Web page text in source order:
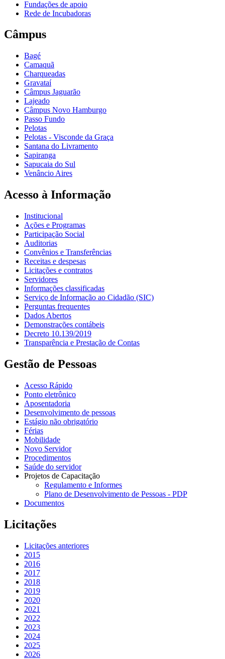
Fundações de apoio
Rede de Incubadoras
Câmpus
Bagé
Camaquã
Charqueadas
Gravataí
Câmpus Jaguarão
Lajeado
Câmpus Novo Hamburgo
Passo Fundo
Pelotas
Pelotas - Visconde da Graça
Santana do Livramento
Sapiranga
Sapucaia do Sul
Venâncio Aires
Acesso à Informação
Institucional
Ações e Programas
Participação Social
Auditorias
Convênios e Transferências
Receitas e despesas
Licitações e contratos
Servidores
Informações classificadas
Serviço de Informação ao Cidadão (SIC)
Perguntas frequentes
Dados Abertos
Demonstrações contábeis
Decreto 10.139/2019
Transparência e Prestação de Contas
Gestão de Pessoas
Acesso Rápido
Ponto eletrônico
Aposentadoria
Desenvolvimento de pessoas
Estágio não obrigatório
Férias
Mobilidade
Novo Servidor
Procedimentos
Saúde do servidor
Projetos de Capacitação
Regulamento e Informes
Plano de Desenvolvimento de Pessoas - PDP
Documentos
Licitações
Licitações anteriores
2015
2016
2017
2018
2019
2020
2021
2022
2023
2024
2025
2026